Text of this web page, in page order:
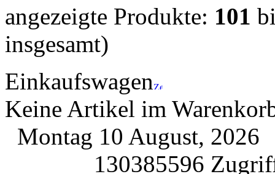
angezeigte Produkte: 101
insgesamt)
Einkaufswagen
Keine Artikel im
Montag 10 August, 2026
130385596